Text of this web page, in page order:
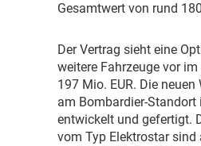
Gesamtwert von rund
Der Vertrag sieht eine
weitere Fahrzeuge vor im
197 Mio. EUR. Die neuen
am Bombardier-Standort
entwickelt und gefertigt.
vom Typ Elektrostar